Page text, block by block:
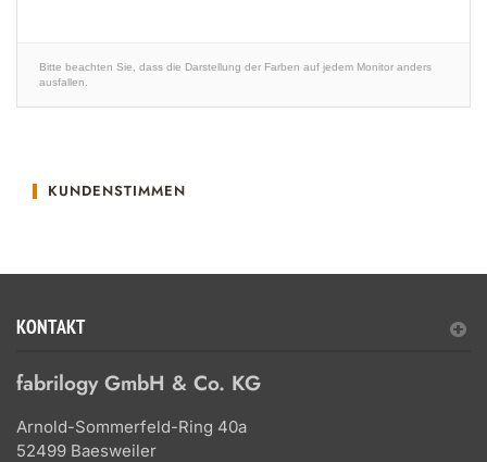
Bitte beachten Sie, dass die Darstellung der Farben auf jedem Monitor anders
ausfallen.
KUNDENSTIMMEN
KONTAKT
fabrilogy GmbH & Co. KG
Arnold-Sommerfeld-Ring 40a
52499 Baesweiler